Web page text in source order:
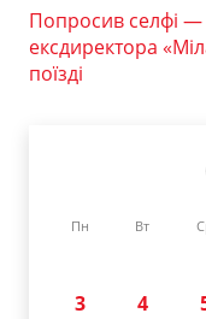
Попросив селфі —
ексдиректора
поїзді
Пн Вт
3
4